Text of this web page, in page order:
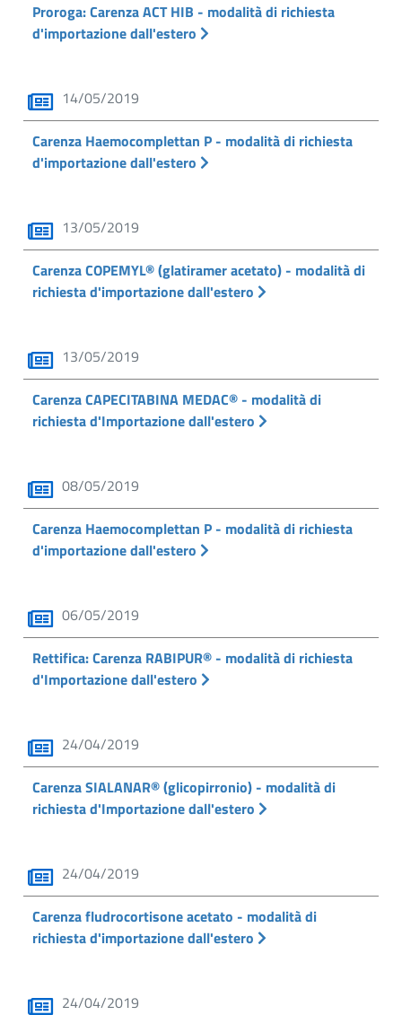
Proroga: Carenza ACT HIB - modalità di richiesta
d'importazione dall'estero
14/05/2019
Carenza Haemocomplettan P - modalità di richiesta
d'importazione dall'estero
13/05/2019
Carenza COPEMYL® (glatiramer acetato) - modalità di
richiesta d'importazione dall'estero
13/05/2019
Carenza CAPECITABINA MEDAC® - modalità di
richiesta d'Importazione dall'estero
08/05/2019
Carenza Haemocomplettan P - modalità di richiesta
d'importazione dall'estero
06/05/2019
Rettifica: Carenza RABIPUR® - modalità di richiesta
d'Importazione dall'estero
24/04/2019
Carenza SIALANAR® (glicopirronio) - modalità di
richiesta d'Importazione dall'estero
24/04/2019
Carenza fludrocortisone acetato - modalità di
richiesta d'importazione dall'estero
24/04/2019